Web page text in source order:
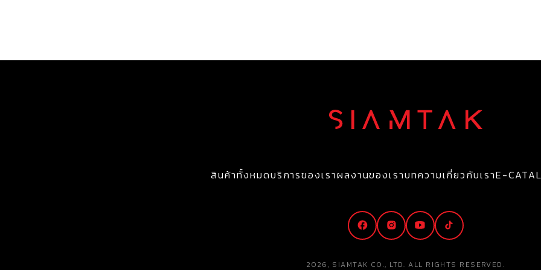
สินค้าทั้งหมดบริการของเราผลงานของเราบทความเกี่ยวกับเราE-
2026, SIAMTAK CO., LTD. ALL RIGHTS RESERVED.